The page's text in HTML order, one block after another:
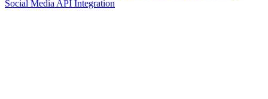
Social Media API Integration